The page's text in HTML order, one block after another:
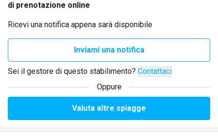
di prenotazione online
Ricevi una notifica appena sarà disponibile
Inviami una notifica
Sei il gestore di questo stabilimento? Contattaci
Oppure
Valuta altre spiagge